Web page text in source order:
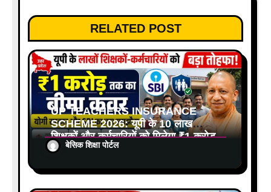
RELATED POST
UP TEACHERS INSURANCE
SCHEME 2026: यूपी के 10 लाख
शिक्षकों और कर्मचारियों को मिलेगा ₹1 करोड़
तक का बीमा कवर, SBI से होगा बड़ा
बेसिक शिक्षा पोर्टल